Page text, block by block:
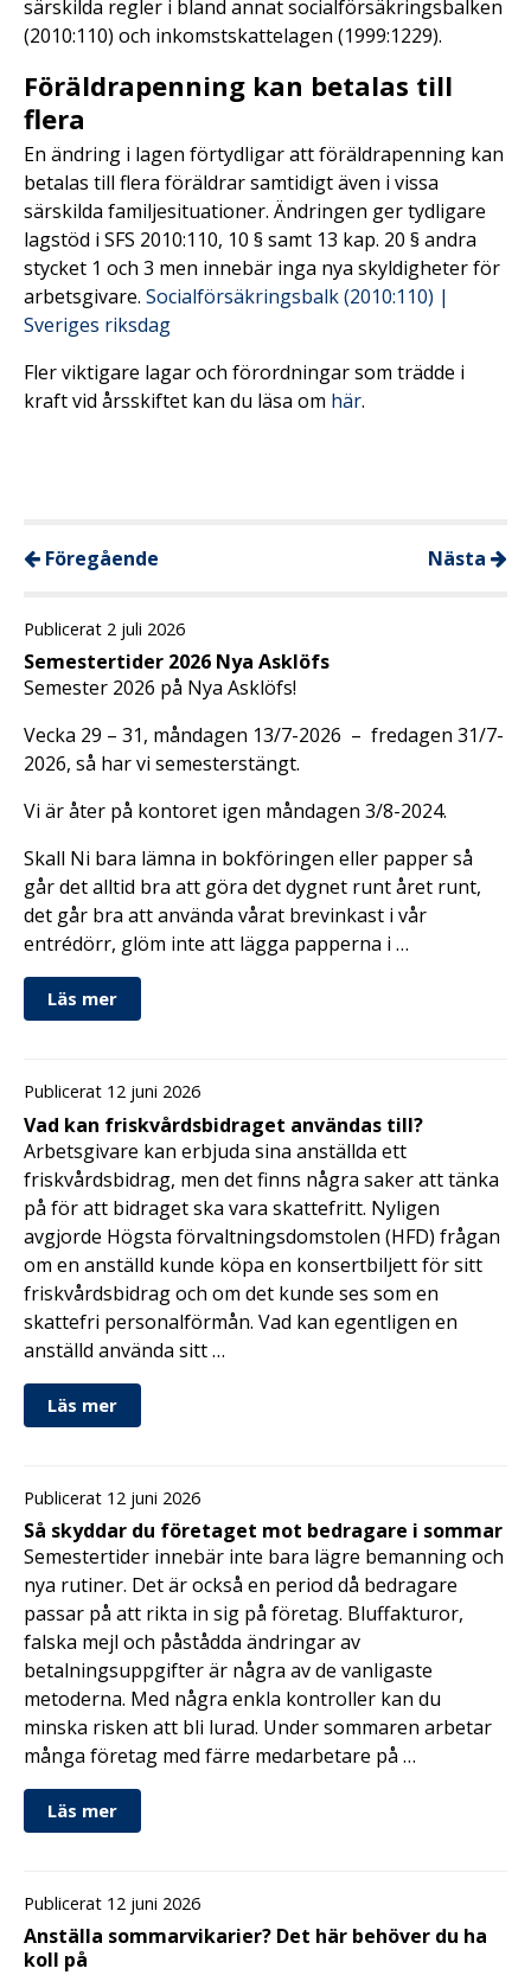
särskilda regler i bland annat socialförsäkringsbalken
(2010:110) och inkomstskattelagen (1999:1229).
Föräldrapenning kan betalas till
flera
En ändring i lagen förtydligar att föräldrapenning kan
betalas till flera föräldrar samtidigt även i vissa
särskilda familjesituationer. Ändringen ger tydligare
lagstöd i SFS 2010:110, 10 § samt 13 kap. 20 § andra
stycket 1 och 3 men innebär inga nya skyldigheter för
arbetsgivare. Socialförsäkringsbalk (2010:110) |
Sveriges riksdag
Fler viktigare lagar och förordningar som trädde i
kraft vid årsskiftet kan du läsa om här.
Föregående Nästa
Publicerat 2 juli 2026
Semestertider 2026 Nya Asklöfs
Semester 2026 på Nya Asklöfs!
Vecka 29 – 31, måndagen 13/7-2026 – fredagen 31/7-
2026, så har vi semesterstängt.
Vi är åter på kontoret igen måndagen 3/8-2024.
Skall Ni bara lämna in bokföringen eller papper så
går det alltid bra att göra det dygnet runt året runt,
det går bra att använda vårat brevinkast i vår
entrédörr, glöm inte att lägga papperna i …
Läs mer
Publicerat 12 juni 2026
Vad kan friskvårdsbidraget användas till?
Arbetsgivare kan erbjuda sina anställda ett
friskvårdsbidrag, men det finns några saker att tänka
på för att bidraget ska vara skattefritt. Nyligen
avgjorde Högsta förvaltningsdomstolen (HFD) frågan
om en anställd kunde köpa en konsertbiljett för sitt
friskvårdsbidrag och om det kunde ses som en
skattefri personalförmån. Vad kan egentligen en
anställd använda sitt …
Läs mer
Publicerat 12 juni 2026
Så skyddar du företaget mot bedragare i sommar
Semestertider innebär inte bara lägre bemanning och
nya rutiner. Det är också en period då bedragare
passar på att rikta in sig på företag. Bluffakturor,
falska mejl och påstådda ändringar av
betalningsuppgifter är några av de vanligaste
metoderna. Med några enkla kontroller kan du
minska risken att bli lurad. Under sommaren arbetar
många företag med färre medarbetare på …
Läs mer
Publicerat 12 juni 2026
Anställa sommarvikarier? Det här behöver du ha
koll på